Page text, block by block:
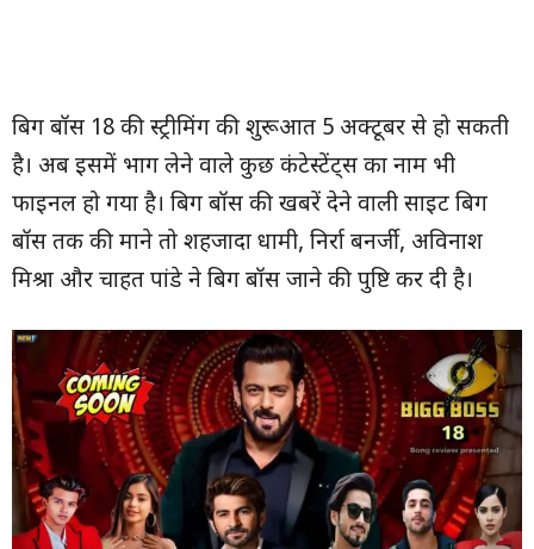
बिग बॉस 18 की स्ट्रीमिंग की शुरूआत 5 अक्टूबर से हो सकती
है। अब इसमें भाग लेने वाले कुछ कंटेस्टेंट्स का नाम भी
फाइनल हो गया है। बिग बॉस की खबरें देने वाली साइट बिग
बॉस तक की माने तो शहजादा धामी, निर्रा बनर्जी, अविनाश
मिश्रा और चाहत पांडे ने बिग बॉस जाने की पुष्टि कर दी है।